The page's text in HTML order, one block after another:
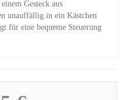
Gesteck aus
unauffällig in ein Kästchen
für eine bequeme Steuerung